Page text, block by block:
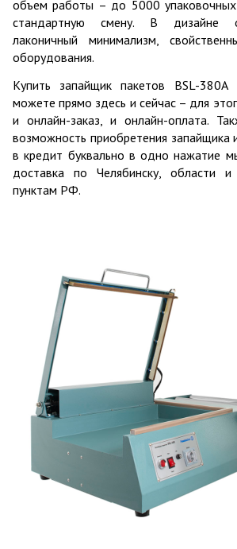
объем работы – до 5000
стандартную смену. В дизайне
лаконичный минимализм,
оборудования.
Купить запайщик пакетов BSL-
можете прямо здесь и сейчас – для
и онлайн-заказ, и онлайн-оплата.
возможность приобретения запайщика
в кредит буквально в одно нажатие
доставка по Челябинску, области
пунктам РФ.